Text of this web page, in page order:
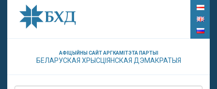
АФІЦЫЙНЫ САЙТ АРГКАМІТЭТА ПАРТЫІ
БЕЛАРУСКАЯ ХРЫСЦІЯНСКАЯ ДЭМАКРАТЫЯ